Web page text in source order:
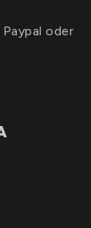
oder